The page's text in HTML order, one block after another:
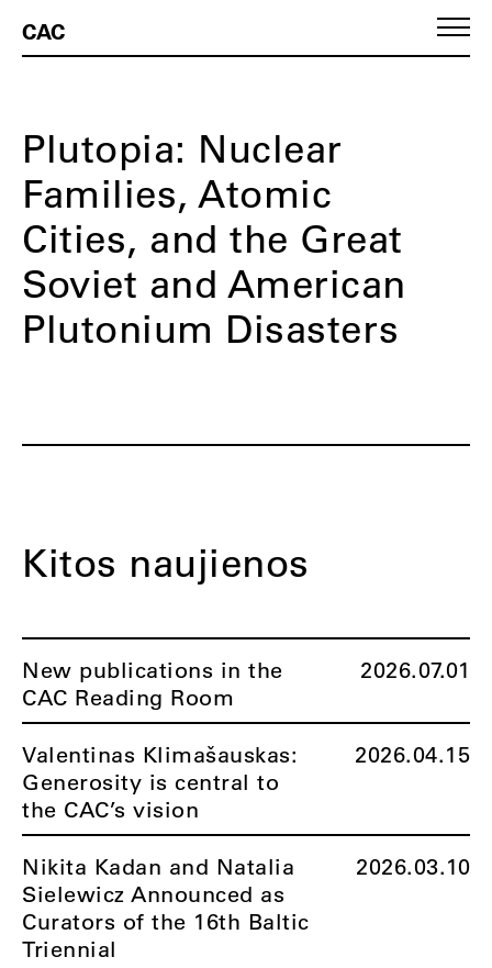
CAC
Plutopia: Nuclear
Families, Atomic
Cities, and the Great
Soviet and American
Plutonium Disasters
Kitos naujienos
New publications in the
CAC Reading Room
2026.07.01
Valentinas Klimašauskas:
Generosity is central to
the CAC’s vision
2026.04.15
Nikita Kadan and Natalia
Sielewicz Announced as
Curators of the 16th Baltic
Triennial
2026.03.10